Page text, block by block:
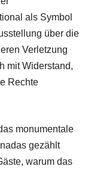
als Symbol
über die
Verletzung
mit Widerstand,
Rechte
monumentale
gezählt
warum das